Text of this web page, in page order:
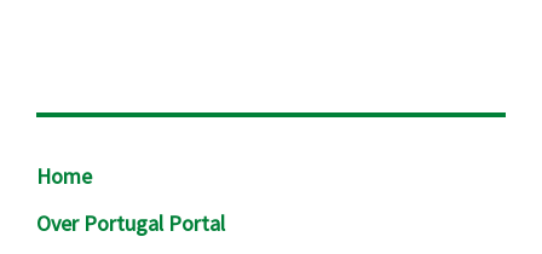
Footer
Home
Over Portugal Portal